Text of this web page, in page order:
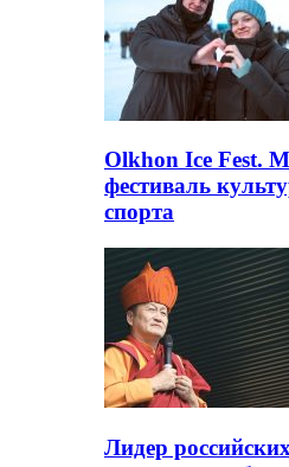
Olkhon Ice Fest.
фестиваль
спорта
Лидер